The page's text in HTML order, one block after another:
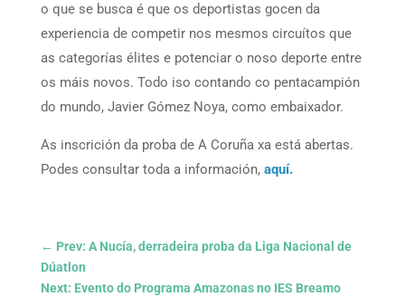
o que se busca é que os deportistas gocen da
experiencia de competir nos mesmos circuítos que
as categorías élites e potenciar o noso deporte entre
os máis novos. Todo iso contando co pentacampión
do mundo, Javier Gómez Noya, como embaixador.
As inscrición da proba de A Coruña xa está abertas.
Podes consultar toda a información, aquí.
← Prev: A Nucía, derradeira proba da Liga Nacional de
Dúatlon
Next: Evento do Programa Amazonas no IES Breamo